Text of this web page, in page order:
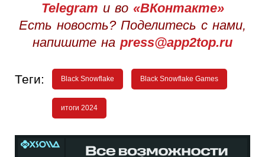
Telegram и во «ВКонтакте»
Есть новость? Поделитесь с нами,
напишите на press@app2top.ru
Теги: Black Snowflake Black Snowflake Games
итоги 2024